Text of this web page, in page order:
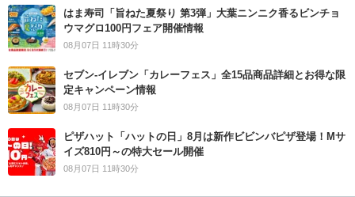
はま寿司「旨ねた夏祭り 第3弾」大葉ニンニク香るビンチョ
ウマグロ100円フェア開催情報
08月07日 11時30分
セブン‐イレブン「カレーフェス」全15品商品詳細とお得な限
定キャンペーン情報
08月07日 11時30分
ピザハット「ハットの日」8月は新作ビビンバピザ登場！Mサ
イズ810円～の特大セール開催
08月07日 11時30分